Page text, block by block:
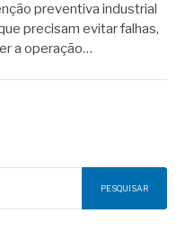
preventiva industrial
precisam evitar falhas,
a operação…
PESQUISAR